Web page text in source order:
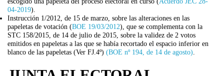
04-2019).
Instrucción 1/2012, de 15 de marzo, sobre las alteraciones en las
papeletas de votación (BOE 19/03/2012), que se complementa con la
STC 158/2015, de 14 de julio de 2015, sobre la validez de 2 votos
emitidos en papeletas a las que se había recortado el espacio inferior en
blanco de las papeletas (Ver FJ.4º) (BOE nº 194, de 14 de agosto)